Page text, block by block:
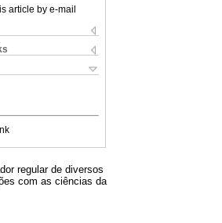
article by e-mail
regular de diversos
com as ciências da